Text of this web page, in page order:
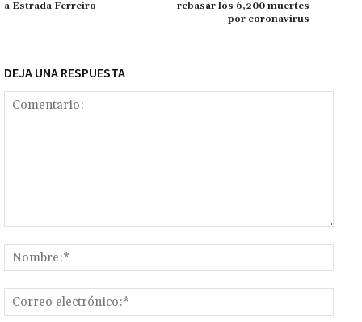
a Estrada Ferreiro
rebasar los 6,200 muertes
por coronavirus
DEJA UNA RESPUESTA